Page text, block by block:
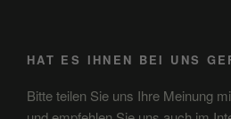
HAT ES IHNEN BEI UNS
Bitte teilen Sie uns Ihre Meinung